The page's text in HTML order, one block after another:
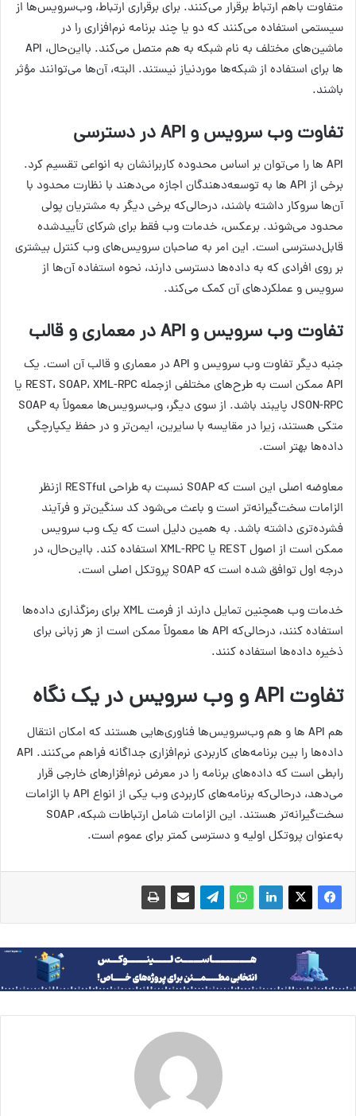
متفاوت باهم ارتباط برقرار می‌کنند. برای برقراری ارتباط، وب‌سرویس‌ها از
سیستمی استفاده می‌کنند که دو یا چند برنامه نرم‌افزاری را در
ماشین‌های مختلف به نام شبکه به هم متصل می‌کند. بااین‌حال، API
ها برای استفاده از شبکه‌ها موردنیاز نیستند. البته، آن‌ها می‌توانند مؤثر
باشند.
تفاوت وب سرویس و API در دسترسی
API ها را می‌توان بر اساس محدوده کاربرانشان به انواعی تقسیم کرد.
برخی از API ها به توسعه‌دهندگان اجازه می‌دهند با نظارت محدود با
آن‌ها سروکار داشته باشند، درحالی‌که برخی دیگر به مشتریان پولی
محدود می‌شوند. برعکس، خدمات وب فقط برای شرکای تأییدشده
قابل‌دسترسی است. این امر به صاحبان سرویس‌های وب کنترل بیشتری
بر روی افرادی که به داده‌ها دسترسی دارند، نحوه استفاده آن‌ها از
سرویس و عملکردهای آن کمک می‌کند.
تفاوت وب سرویس و API در معماری و قالب
جنبه دیگر تفاوت وب سرویس و API در معماری و قالب آن است. یک
API ممکن است به طرح‌های مختلفی ازجمله REST، SOAP، XML-RPC یا
JSON-RPC پایبند باشد. از سوی دیگر، وب‌سرویس‌ها معمولاً به SOAP
متکی هستند، زیرا در مقایسه با سایرین، ایمن‌تر و در حفظ یکپارچگی
داده‌ها بهتر است.
معاوضه اصلی این است که SOAP نسبت به طراحی RESTful ازنظر
الزامات سخت‌گیرانه‌تر است و باعث می‌شود کد سنگین‌تر و فرآیند
فشرده‌تری داشته باشد. به همین دلیل است که یک وب سرویس
ممکن است از اصول REST یا XML-RPC استفاده کند. بااین‌حال، در
درجه اول توافق شده است که SOAP پروتکل اصلی است.
خدمات وب همچنین تمایل دارند از فرمت XML برای رمزگذاری داده‌ها
استفاده کنند، درحالی‌که API ها معمولاً ممکن است از هر زبانی برای
ذخیره داده‌ها استفاده کنند.
تفاوت API و وب سرویس در یک نگاه
هم API ها و هم وب‌سرویس‌ها فناوری‌هایی هستند که امکان انتقال
داده‌ها را بین برنامه‌های کاربردی نرم‌افزاری جداگانه فراهم می‌کنند. API
رابطی است که داده‌های برنامه را در معرض نرم‌افزارهای خارجی قرار
می‌دهد، درحالی‌که برنامه‌های کاربردی وب یکی از انواع API با الزامات
سخت‌گیرانه‌تر هستند. این الزامات شامل ارتباطات شبکه، SOAP
به‌عنوان پروتکل اولیه و دسترسی کمتر برای عموم است.